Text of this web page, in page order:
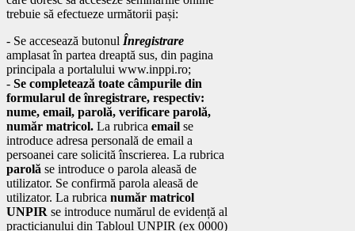
trebuie să efectueze următorii pași:
- Se accesează butonul Înregistrare
amplasat în partea dreaptă sus, din pagina
principala a portalului www.inppi.ro;
- Se completează toate câmpurile din
formularul de înregistrare, respectiv:
nume, email, parolă, verificare parolă,
număr matricol. La rubrica email se
introduce adresa personală de email a
persoanei care solicită înscrierea. La rubrica
parolă se introduce o parola aleasă de
utilizator. Se confirmă parola aleasă de
utilizator. La rubrica număr matricol
UNPIR se introduce numărul de evidență al
practicianului din Tabloul UNPIR (ex 0000)